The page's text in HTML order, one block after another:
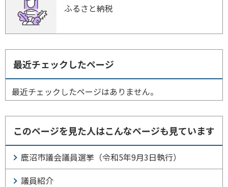
ふるさと納税
最近チェックしたページ
最近チェックしたページはありません。
このページを見た人はこんなページも見ています
鹿沼市議会議員選挙（令和5年9月3日執行）
議員紹介